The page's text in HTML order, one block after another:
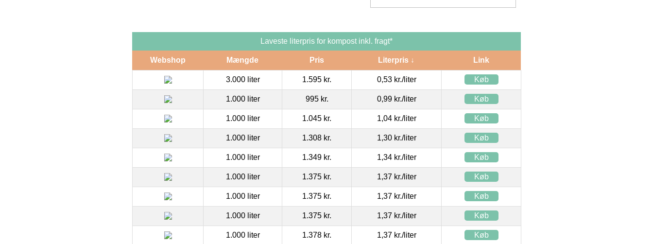
Laveste literpris for kompost inkl. fragt*
Webshop Mængde Pris Literpris ↓ Link
3.000 liter 1.595 kr. 0,53 kr./liter Køb
1.000 liter 995 kr. 0,99 kr./liter Køb
1.000 liter 1.045 kr. 1,04 kr./liter Køb
1.000 liter 1.308 kr. 1,30 kr./liter Køb
1.000 liter 1.349 kr. 1,34 kr./liter Køb
1.000 liter 1.375 kr. 1,37 kr./liter Køb
1.000 liter 1.375 kr. 1,37 kr./liter Køb
1.000 liter 1.375 kr. 1,37 kr./liter Køb
1.000 liter 1.378 kr. 1,37 kr./liter Køb